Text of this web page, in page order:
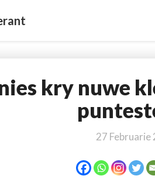
kry
kry nuwe
27 Februarie